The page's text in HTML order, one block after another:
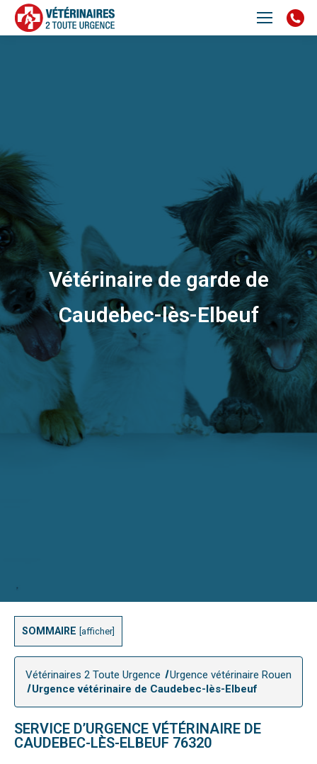
SOMMAIRE afficher
Vétérinaire de garde de
Caudebec-lès-Elbeuf
Vétérinaires 2 Toute Urgence
Urgence vétérinaire Rouen
Urgence vétérinaire de Caudebec-lès-Elbeuf
SERVICE D’URGENCE VÉTÉRINAIRE DE
CAUDEBEC-LÈS-ELBEUF 76320